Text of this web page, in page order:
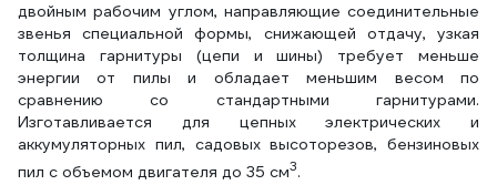
двойным рабочим углом, направляющие соединительные
звенья специальной формы, снижающей отдачу, узкая
толщина гарнитуры (цепи и шины) требует меньше
энергии от пилы и обладает меньшим весом по
сравнению со стандартными гарнитурами.
Изготавливается для цепных электрических и
аккумуляторных пил, садовых высоторезов, бензиновых
пил с объемом двигателя до 35 см3.